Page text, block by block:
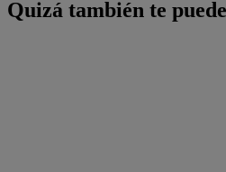
Quizá también te